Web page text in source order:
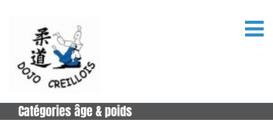
Catégories âge & poids